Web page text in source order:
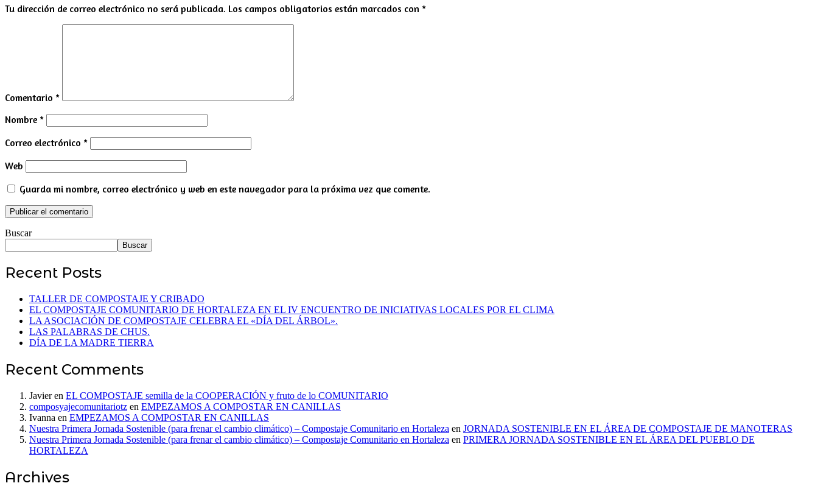
Tu dirección de correo electrónico no será publicada. Los campos obligatorios están marcados con *
Comentario *
Nombre *
Correo electrónico *
Web
Guarda mi nombre, correo electrónico y web en este navegador para la próxima vez que comente.
Buscar
Buscar
Recent Posts
TALLER DE COMPOSTAJE Y CRIBADO
EL COMPOSTAJE COMUNITARIO DE HORTALEZA EN EL IV ENCUENTRO DE INICIATIVAS LOCALES POR EL CLIMA
LA ASOCIACIÓN DE COMPOSTAJE CELEBRA EL «DÍA DEL ÁRBOL».
LAS PALABRAS DE CHUS.
DÍA DE LA MADRE TIERRA
Recent Comments
Javieren EL COMPOSTAJE semilla de la COOPERACIÓN y fruto de lo COMUNITARIO
composyajecomunitariotz en EMPEZAMOS A COMPOSTAR EN CANILLAS
Ivanna en EMPEZAMOS A COMPOSTAR EN CANILLAS
Nuestra Primera Jornada Sostenible (para frenar el cambio climático) – Compostaje Comunitario en Hortaleza en JORNADA SOSTENIBLE EN EL ÁREA DE COMPOSTAJE DE MANOTERAS
Nuestra Primera Jornada Sostenible (para frenar el cambio climático) – Compostaje Comunitario en Hortaleza en PRIMERA JORNADA SOSTENIBLE EN EL ÁREA DEL PUEBLO DE
HORTALEZA
Archives